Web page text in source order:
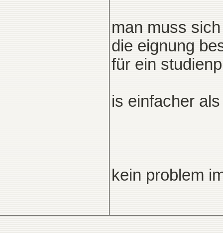
man muss
die eignung
für ein
is einfacher
kein problem